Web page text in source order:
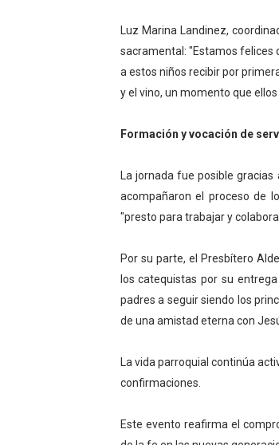
Fundecem
El Lactario del
Plan
Luz Marina Landinez,
sacramental: "Estamos felices
a estos niños recibir por
y el vino, un momento que
Formación y vocación de
La jornada fue posible
acompañaron el proceso de
"presto para trabajar y
Por su parte, el Presbítero
los catequistas por su
padres a seguir siendo los
de una amistad eterna con
La vida parroquial continúa
confirmaciones.
Este evento reafirma el